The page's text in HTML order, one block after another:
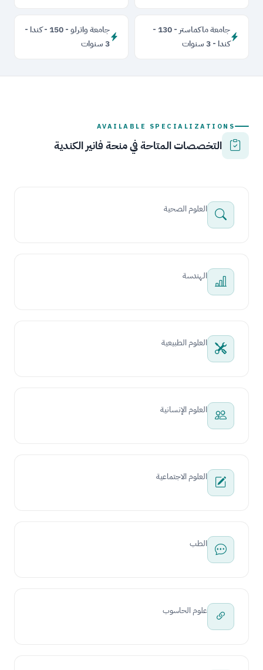
جامعة ماكماستر - 130 -
كندا - 3 سنوات
جامعة واترلو - 150 - كندا -
3 سنوات
AVAILABLE SPECIALIZATIONS
التخصصات المتاحة في منحة فانير الكندية
العلوم الصحية
الهندسة
العلوم الطبيعية
العلوم الإنسانية
العلوم الاجتماعية
الطب
علوم الحاسوب